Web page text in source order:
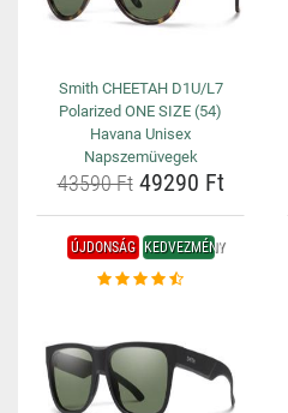
Smith CHEETAH D1U/L7
Polarized ONE SIZE (54)
Havana Unisex
Napszemüvegek
43590 Ft49290 Ft
ÚJDONSÁG KEDVEZMÉNY